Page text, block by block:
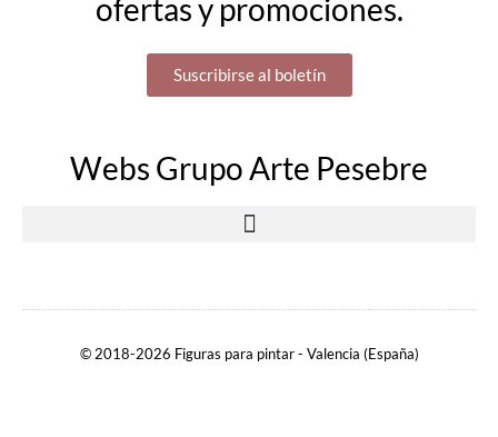
ofertas y promociones.
Suscribirse al boletín
Webs Grupo Arte Pesebre
© 2018-2026 Figuras para pintar - Valencia (España)